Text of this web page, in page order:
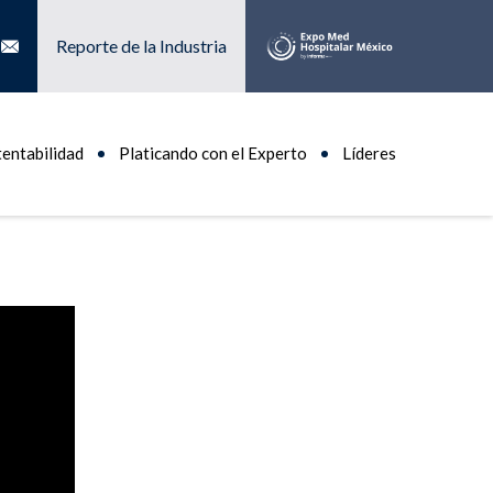
Reporte de la Industria
Platicando con el Experto Líderes